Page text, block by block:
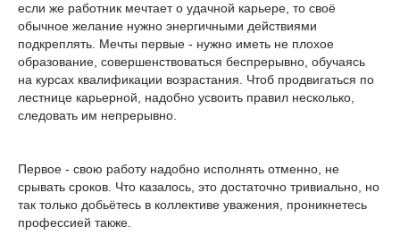
если же работник мечтает о удачной карьере, то своё
обычное желание нужно энергичными действиями
подкреплять. Мечты первые - нужно иметь не плохое
образование, совершенствоваться беспрерывно, обучаясь
на курсах квалификации возрастания. Чтоб продвигаться по
лестнице карьерной, надобно усвоить правил несколько,
следовать им непрерывно.
Первое - свою работу надобно исполнять отменно, не
срывать сроков. Что казалось, это достаточно тривиально, но
так только добьётесь в коллективе уважения, проникнетесь
профессией также.